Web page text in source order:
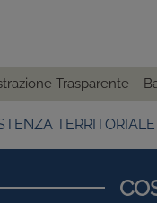
Trasparente
TERRITORIALE